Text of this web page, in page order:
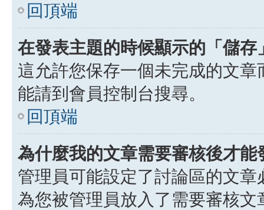
回頂端
在發表主題的時候顯示的「儲
這允許您保存一個未完成的文
能請到會員控制台搜尋。
回頂端
為什麼我的文章需要審核後才能
管理員可能設定了討論區的文
為您被管理員放入了需要審核